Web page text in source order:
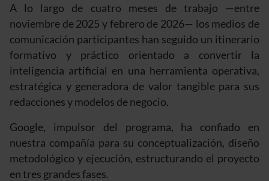
A lo largo de cuatro meses de trabajo —entre
noviembre de 2025 y febrero de 2026— los medios de
comunicación participantes han seguido un itinerario
formativo y práctico orientado a convertir la
inteligencia artificial en una herramienta operativa,
estratégica y generadora de valor tangible para sus
redacciones y modelos de negocio.
Google, impulsor del programa, ha confiado en
nuestra compañía para su conceptualización, diseño
metodológico y ejecución, estructurando el proyecto
en tres grandes fases.